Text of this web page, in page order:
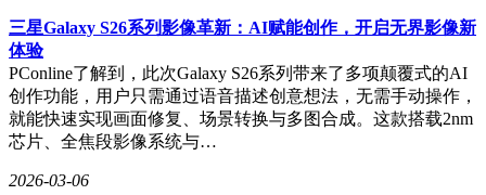
三星Galaxy S26系列影像革新：AI赋能创作，开启无界影像新
体验
PConline了解到，此次Galaxy S26系列带来了多项颠覆式的AI
创作功能，用户只需通过语音描述创意想法，无需手动操作，
就能快速实现画面修复、场景转换与多图合成。这款搭载2nm
芯片、全焦段影像系统与…
2026-03-06